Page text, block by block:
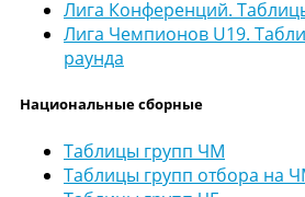
Лига Конференций.
Лига Чемпионов U19.
раунда
Национальные сборные
Таблицы групп ЧМ
Таблицы групп отбора на